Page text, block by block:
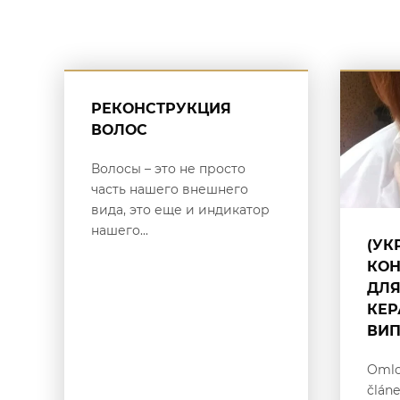
РЕКОНСТРУКЦИЯ
ВОЛОС
Волосы – это не просто
часть нашего внешнего
вида, это еще и индикатор
нашего...